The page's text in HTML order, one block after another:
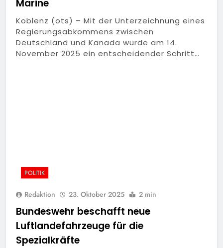
Marine
Koblenz (ots) – Mit der Unterzeichnung eines
Regierungsabkommens zwischen
Deutschland und Kanada wurde am 14.
November 2025 ein entscheidender Schritt…
POLITIK
Redaktion 23. Oktober 2025 2 min
Bundeswehr beschafft neue
Luftlandefahrzeuge für die
Spezialkräfte